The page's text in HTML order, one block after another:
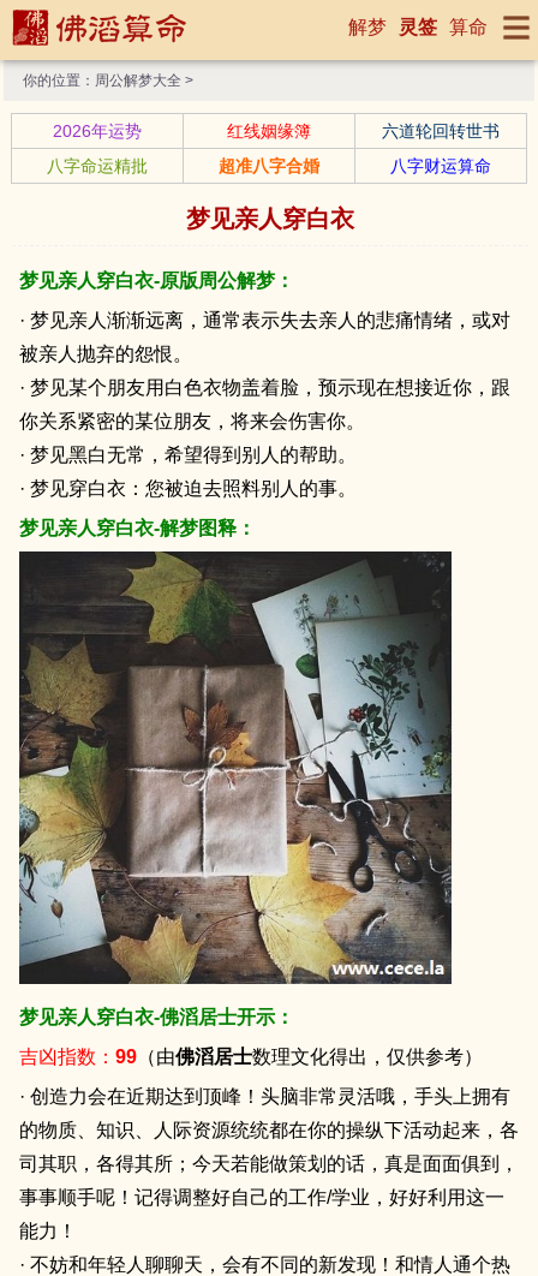
解梦 灵签 算命
你的位置： 周公解梦大全 >
2026年运势 红线姻缘簿
六道轮回转世书
八字命运精批
超准八字合婚 八字财运算命
梦见亲人穿白衣
梦见亲人穿白衣-原版周公解梦：
· 梦见亲人渐渐远离，通常表示失去亲人的悲痛情绪，或对
被亲人抛弃的怨恨。
· 梦见某个朋友用白色衣物盖着脸，预示现在想接近你，跟
你关系紧密的某位朋友，将来会伤害你。
· 梦见黑白无常，希望得到别人的帮助。
· 梦见穿白衣：您被迫去照料别人的事。
梦见亲人穿白衣-解梦图释：
梦见亲人穿白衣-佛滔居士开示：
吉凶指数： 99 （由佛滔居士数理文化得出，仅供参考）
· 创造力会在近期达到顶峰！头脑非常灵活哦，手头上拥有
的物质、知识、人际资源统统都在你的操纵下活动起来，各
司其职，各得其所；今天若能做策划的话，真是面面俱到，
事事顺手呢！记得调整好自己的工作/学业，好好利用这一
能力！
· 不妨和年轻人聊聊天，会有不同的新发现！和情人通个热